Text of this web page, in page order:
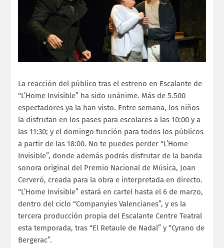
La reacción del público tras el estreno en Escalante de
“L’Home Invisible” ha sido unánime. Más de 5.500
espectadores ya la han visto. Entre semana, los niños
la disfrutan en los pases para escolares a las 10:00 y a
las 11:30; y el domingo función para todos los públicos
a partir de las 18:00. No te puedes perder “L’Home
Invisible”, donde además podrás disfrutar de la banda
sonora original del Premio Nacional de Música, Joan
Cerveró, creada para la obra e interpretada en directo.
“L’Home Invisible” estará en cartel hasta el 6 de marzo,
dentro del ciclo “Companyies Valencianes”, y es la
tercera producción propia del Escalante Centre Teatral
esta temporada, tras “El Retaule de Nadal” y “Cyrano de
Bergerac”.